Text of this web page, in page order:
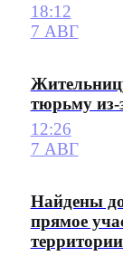
18:12
7 АВГ
тюрьму из-
12:26
7 АВГ
Найдены
прямое